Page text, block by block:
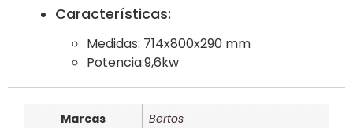
Características:
Medidas: 714x800x290 mm
Potencia:9,6kw
Marcas
Bertos